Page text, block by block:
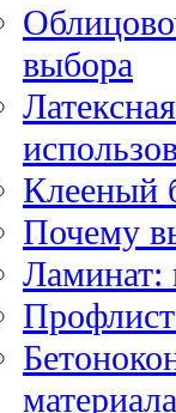
выбора
Клееный
Почему
Ламинат:
материала